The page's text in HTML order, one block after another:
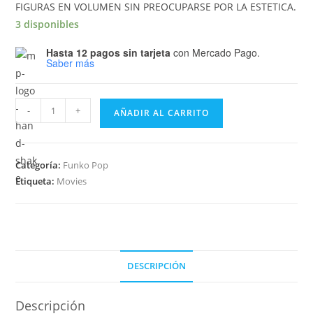
FIGURAS EN VOLUMEN SIN PREOCUPARSE POR LA ESTETICA.
3 disponibles
Hasta 12 pagos sin tarjeta con Mercado Pago.
Saber más
Funko
Pop
The
Crow
-
- + AÑADIR AL CARRITO
Categoría: Funko Pop
Etiqueta: Movies
DESCRIPCIÓN
Descripción